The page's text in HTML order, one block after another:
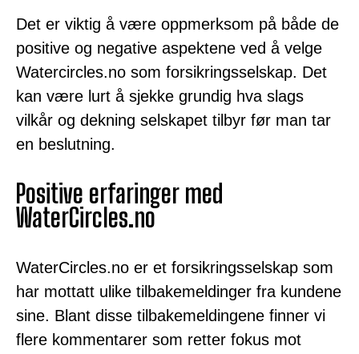
Det er viktig å være oppmerksom på både de
positive og negative aspektene ved å velge
Watercircles.no som forsikringsselskap. Det
kan være lurt å sjekke grundig hva slags
vilkår og dekning selskapet tilbyr før man tar
en beslutning.
Positive erfaringer med
WaterCircles.no
WaterCircles.no er et forsikringsselskap som
har mottatt ulike tilbakemeldinger fra kundene
sine. Blant disse tilbakemeldingene finner vi
flere kommentarer som retter fokus mot